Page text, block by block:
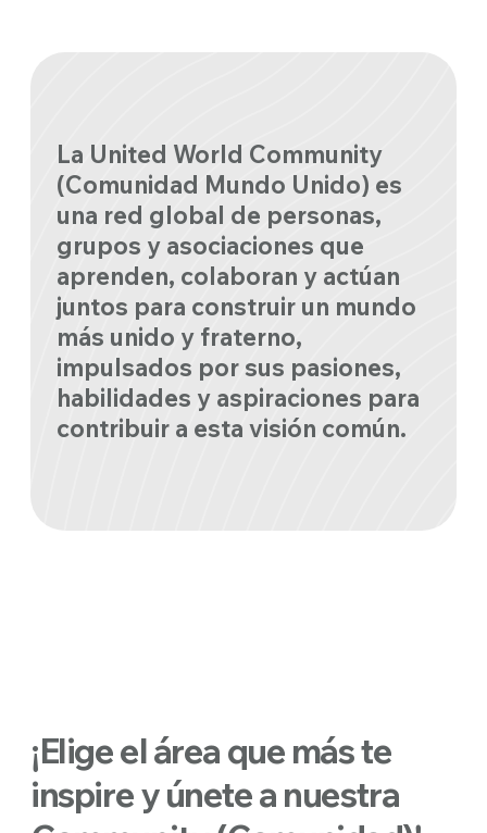
La United World Community
(Comunidad Mundo Unido) es
una red global de personas,
grupos y asociaciones que
aprenden, colaboran y actúan
juntos para construir un mundo
más unido y fraterno,
impulsados por sus pasiones,
habilidades y aspiraciones para
contribuir a esta visión común.
¡Elige el área que más te
inspire y únete a nuestra